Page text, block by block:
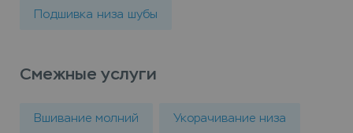
Подшивка низа шубы
Смежные услуги
Вшивание молний Укорачивание низа